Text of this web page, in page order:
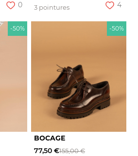
0
3 pointures
4
-50% -50%
BOCAGE
77,50 €155,00 €